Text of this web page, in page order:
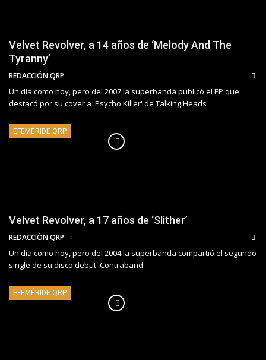
Velvet Revolver, a 14 años de ‘Melody And The
Tyranny’
REDACCIÓN QRP
Un día como hoy, pero del 2007 la superbanda publicó el EP que
destacó por su cover a 'Psycho Killer' de Talking Heads
EFEMÉRIDE QRP
Velvet Revolver, a 17 años de ‘Slither’
REDACCIÓN QRP
Un día como hoy, pero del 2004 la superbanda compartió el segundo
single de su disco debut 'Contraband'
EFEMÉRIDE QRP